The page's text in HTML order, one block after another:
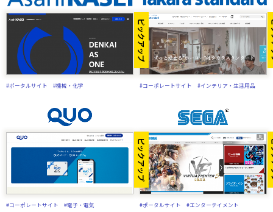
ピックアップ
#ポータルサイト #機械・化学 #コーポレートサイト #インテリア・生活用品
ピックアップ
#コーポレートサイト #電子・電気 #ポータルサイト #エンターテイメント